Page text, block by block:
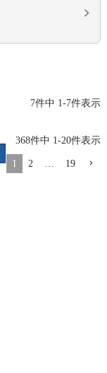
7件中 1-7件表示
368件中 1-20件表示
1 2 19